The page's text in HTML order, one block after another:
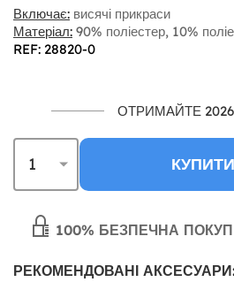
Включає: висячі прикраси
Матеріал: 90% поліестер, 10%
REF: 28820-0
ОТРИМАЙТЕ
100% БЕЗПЕЧНА
РЕКОМЕНДОВАНІ